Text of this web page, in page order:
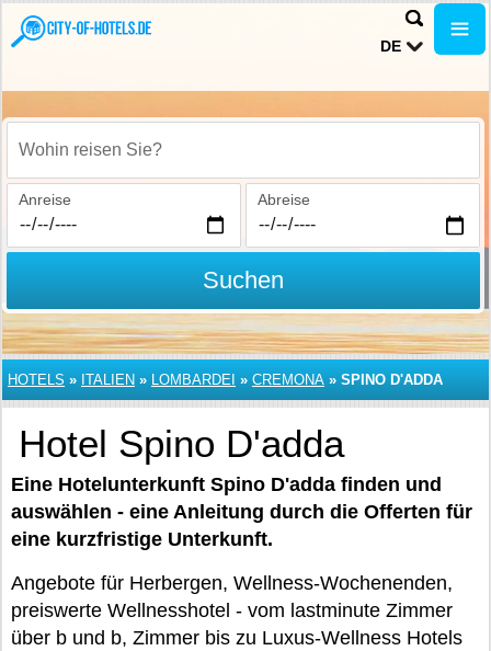
DE
Wohin reisen Sie?
Anreise Abreise
Suchen
HOTELS » ITALIEN » LOMBARDEI » CREMONA » SPINO D'ADDA
Hotel Spino D'adda
Eine Hotelunterkunft Spino D'adda finden und
auswählen - eine Anleitung durch die Offerten für
eine kurzfristige Unterkunft.
Angebote für Herbergen, Wellness-Wochenenden,
preiswerte Wellnesshotel - vom lastminute Zimmer
über b und b, Zimmer bis zu Luxus-Wellness Hotels